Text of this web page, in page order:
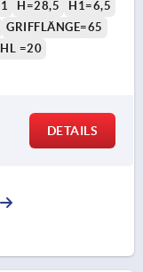
H=28,5
H1=6,5
GRIFFLÄNGE=65
=20
DETAILS